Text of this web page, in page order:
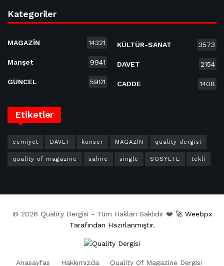
Kategoriler
MAGAZİN 14321
Manşet 9941
GÜNCEL 5901
KÜLTÜR-SANAT 3573
DAVET 2154
CADDE 1408
Etiketler
cemiyet DAVET konser MAGAZİN quality dergisi
quality of magazine sahne single SOSYETE tekli
© 2026 Quality Dergisi - Tüm Hakları Saklıdır ❤️ 🚀 Weebpx
Tarafından Hazırlanmıştır.
Anasayfas Hakkımızda Quality Of Magazine Dergisi